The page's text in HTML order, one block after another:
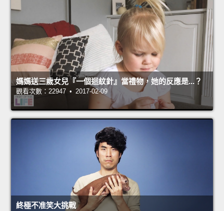
媽媽送三歲女兒『一個迴紋針』當禮物，她的反應是...？
觀看次數：22947 • 2017-02-09
終極不准笑大挑戰